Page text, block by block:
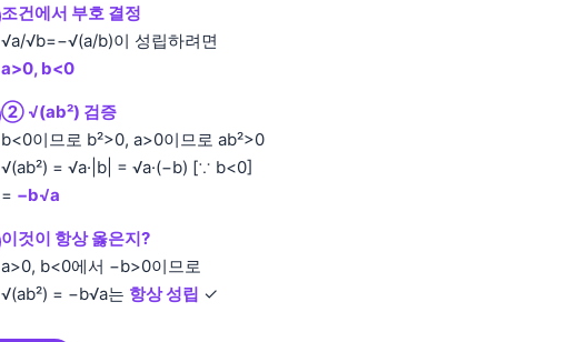
조건에서 부호 결정
√a/√b=−√(a/b)이 성립하려면
a>0, b<0
② √(ab²) 검증
b<0이므로 b²>0, a>0이므로 ab²>0
√(ab²) = √a·|b| = √a·(−b) [∵ b<0]
= −b√a
이것이 항상 옳은지?
a>0, b<0에서 −b>0이므로
√(ab²) = −b√a는 항상 성립 ✓